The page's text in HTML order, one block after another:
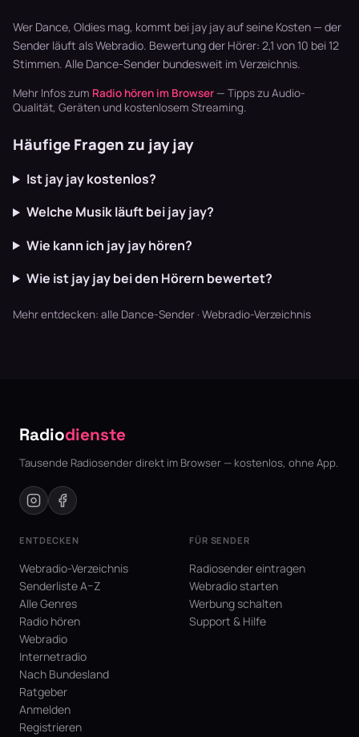
schaffen U…
läuft dur…
Breaks oh…
Wer Dance, Oldies mag, kommt bei jay jay auf seine Kosten — der
Sender läuft als Webradio. Bewertung der Hörer: 2,1 von 10 bei 12
Stimmen. Alle Dance-Sender bundesweit im Verzeichnis.
Mehr Infos zum Radio hören im Browser — Tipps zu Audio-
Qualität, Geräten und kostenlosem Streaming.
Häufige Fragen zu jay jay
Ist jay jay kostenlos?
Welche Musik läuft bei jay jay?
Wie kann ich jay jay hören?
Wie ist jay jay bei den Hörern bewertet?
Mehr entdecken: alle Dance-Sender · Webradio-Verzeichnis
Radiodienste
Tausende Radiosender direkt im Browser — kostenlos, ohne App.
ENTDECKEN
Webradio-Verzeichnis
Senderliste A–Z
Alle Genres
Radio hören
Webradio
Internetradio
Nach Bundesland
Ratgeber
Anmelden
Registrieren
FÜR SENDER
Radiosender eintragen
Webradio starten
Werbung schalten
Support & Hilfe